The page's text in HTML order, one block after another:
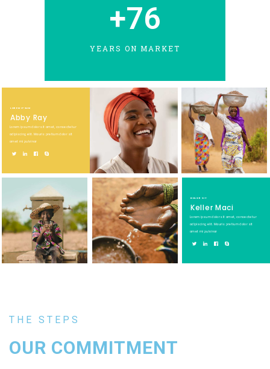
YEARS ON MARKET
+76
LOREM IPSUM
Lorem ipsum dolor sit amet, consectetur
adipiscing elit. Mauris pretium dolor sit
amet mi pulvinar
Abby Ray
DOLOR SIT
Lorem ipsum dolor sit amet, consectetur
adipiscing elit. Mauris pretium dolor sit
amet mi pulvinar
Keller Maci
THE STEPS
OUR COMMITMENT